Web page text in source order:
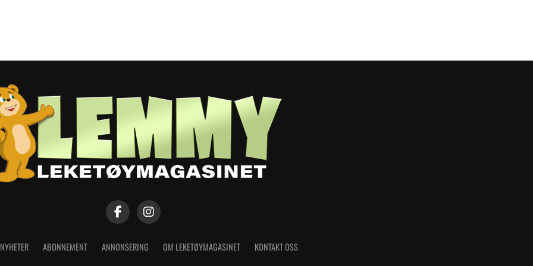
NYHETER ABONNEMENT ANNONSERING OM LEKETØYMAGASINET KONTAKT OSS